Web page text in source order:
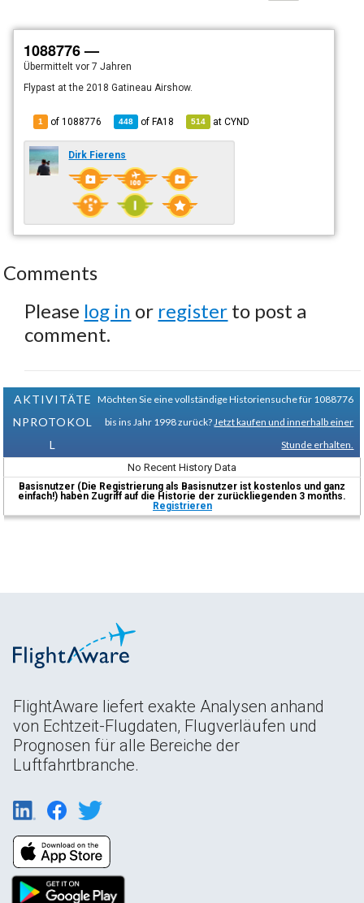
1088776 —
Übermitteltvor 7 Jahren
Flypast at the 2018 Gatineau Airshow.
1 of 1088776 448 ofFA18 514 atCYND
Dirk Fierens
Comments
Please log in or register to post a
comment.
AKTIVITÄTE
NPROTOKOL
L
Möchten Sie eine vollständige Historiensuche für 1088776
bis ins Jahr 1998 zurück? Jetzt kaufen und innerhalb einer
Stunde erhalten.
No Recent History Data
Basisnutzer (Die Registrierung als Basisnutzer ist kostenlos und ganz
einfach!) haben Zugriff auf die Historie der zurückliegenden 3 months.
Registrieren
FlightAware liefert exakte Analysen anhand
von Echtzeit-Flugdaten, Flugverläufen und
Prognosen für alle Bereiche der
Luftfahrtbranche.